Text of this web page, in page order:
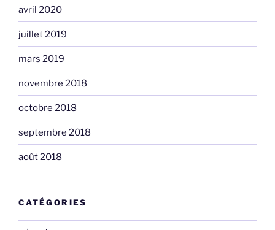
avril 2020
juillet 2019
mars 2019
novembre 2018
octobre 2018
septembre 2018
août 2018
CATÉGORIES